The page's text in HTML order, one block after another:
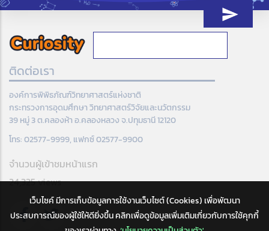
ติดต่อเรา
องค์การพิพิธภัณฑ์วิทยาศาสตร์แห่งชาติ
กระทรวงการอุดมศึกษา วิทยาศาสตร์วิจัยและนวัตกรรม
39 หมู่ 3 ต.คลองห้า อ.คลองหลวง จ.ปทุมธานี 12120
โทร: 02577-9999, แฟกซ์ 02577-9900
จำนวนผู้เข้าชมหน้าแรก
24,325 views
เว็บไซค์ มีการเก็บข้อมูลการใช้งานเว็บไซต์ (Cookies) เพื่อพัฒนา
ประสบการณ์ของผู้ใช้ให้ดียิ่งขึ้น คลิกเพื่อดูข้อมูลเพิ่มเติมเกี่ยวกับการใช้คุกกี้